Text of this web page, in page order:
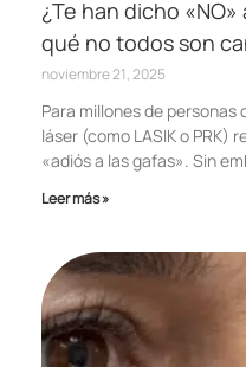
¿Te han dicho «NO»
qué no todos son
noviembre 21, 2025
Para millones de
láser (como LASIK o PRK)
«adiós a las gafas». Sin
Leer más »